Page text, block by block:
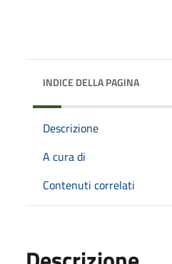
INDICE DELLA PAGINA
Descrizione
A cura di
Contenuti correlati